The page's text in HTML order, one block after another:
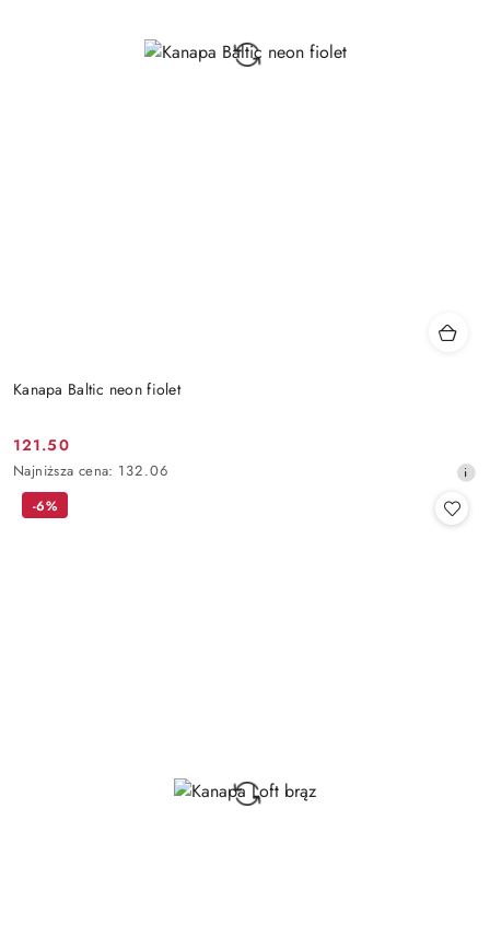
Kanapa Baltic neon fiolet
Cena
promocyjna:
121.50
Najniższa
cena
Najniższa cena: 132.06
-6%